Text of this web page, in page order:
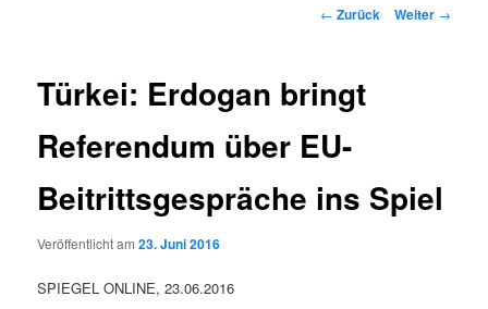
Beitragsnavigation
← Zurück Weiter →
Türkei: Erdogan bringt
Referendum über EU-
Beitrittsgespräche ins Spiel
Veröffentlicht am23. Juni 2016
SPIEGEL ONLINE, 23.06.2016